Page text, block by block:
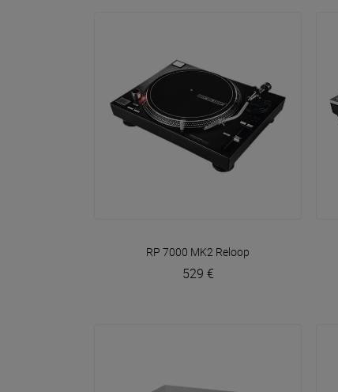
VOIR EN DÉTAIL
RP 7000 MK2 Reloop
529 €